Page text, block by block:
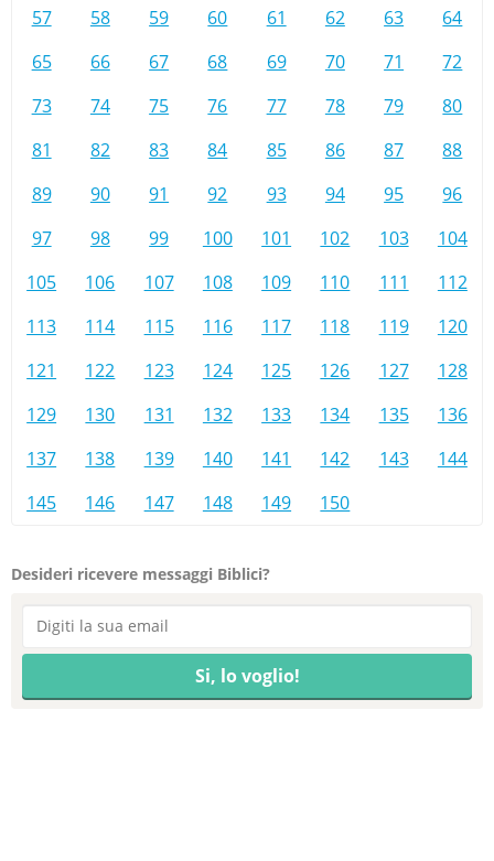
57
58 59 60 61 62 63
64
65
66 67 68 69 70 71
72
73
74 75 76 77 78 79
80
81
82 83 84 85 86 87
88
89
90 91 92 93 94 95
96
97
98 99 100 101 102 103
104
105
106 107 108 109 110 111
112
113
114 115 116 117 118 119
120
121
122 123 124 125 126 127
128
129
130 131 132 133 134 135
136
137
138 139 140 141 142 143
144
145
146 147 148 149 150
Desideri ricevere messaggi Biblici?